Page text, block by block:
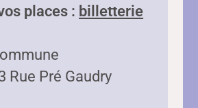
places : billetterie
Rue Pré Gaudry